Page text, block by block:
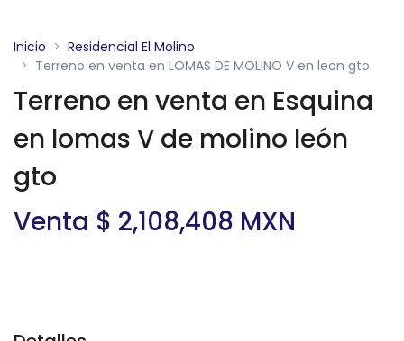
Inicio
Residencial El Molino
Terreno en venta en LOMAS DE MOLINO V en leon gto
Terreno en venta en Esquina
en lomas V de molino león
gto
Venta $ 2,108,408 MXN